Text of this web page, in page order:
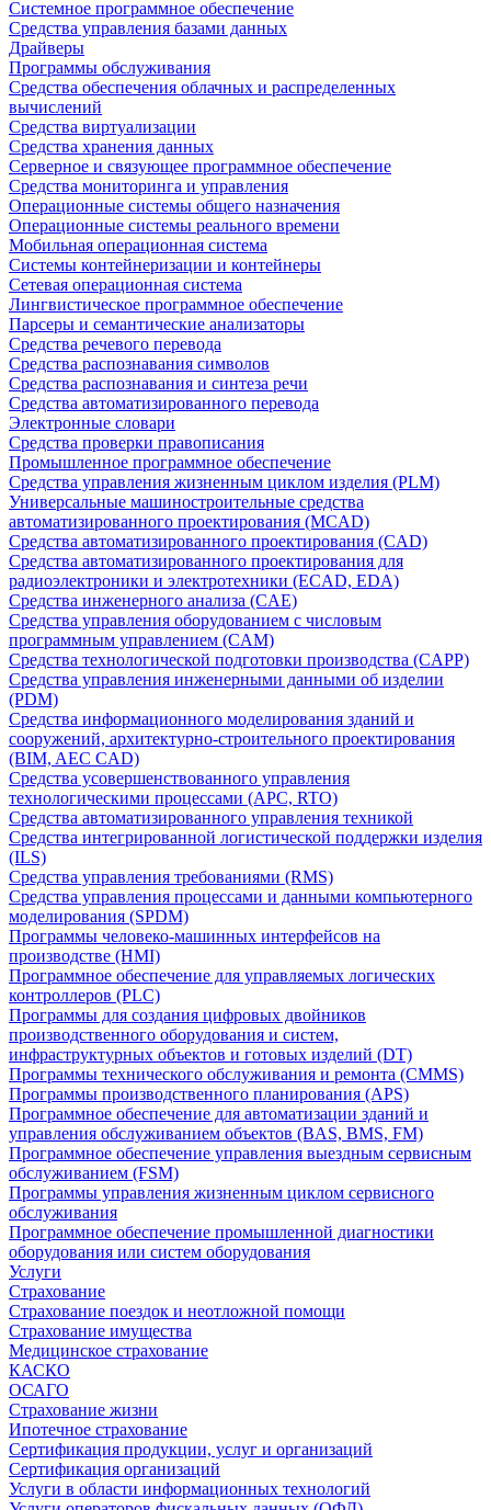
Системное программное обеспечение
Средства управления базами данных
Драйверы
Программы обслуживания
Средства обеспечения облачных и распределенных
вычислений
Средства виртуализации
Средства хранения данных
Серверное и связующее программное обеспечение
Средства мониторинга и управления
Операционные системы общего назначения
Операционные системы реального времени
Мобильная операционная система
Системы контейнеризации и контейнеры
Сетевая операционная система
Лингвистическое программное обеспечение
Парсеры и семантические анализаторы
Средства речевого перевода
Средства распознавания символов
Средства распознавания и синтеза речи
Средства автоматизированного перевода
Электронные словари
Средства проверки правописания
Промышленное программное обеспечение
Средства управления жизненным циклом изделия (PLM)
Универсальные машиностроительные средства
автоматизированного проектирования (MCAD)
Средства автоматизированного проектирования (CAD)
Средства автоматизированного проектирования для
радиоэлектроники и электротехники (ECAD, EDA)
Средства инженерного анализа (CAE)
Средства управления оборудованием с числовым
программным управлением (CAM)
Средства технологической подготовки производства (CAPP)
Средства управления инженерными данными об изделии
(PDM)
Средства информационного моделирования зданий и
сооружений, архитектурно-строительного проектирования
(BIM, AEC CAD)
Средства усовершенствованного управления
технологическими процессами (APC, RTO)
Средства автоматизированного управления техникой
Средства интегрированной логистической поддержки изделия
(ILS)
Средства управления требованиями (RMS)
Средства управления процессами и данными компьютерного
моделирования (SPDM)
Программы человеко-машинных интерфейсов на
производстве (HMI)
Программное обеспечение для управляемых логических
контроллеров (PLC)
Программы для создания цифровых двойников
производственного оборудования и систем,
инфраструктурных объектов и готовых изделий (DT)
Программы технического обслуживания и ремонта (CMMS)
Программы производственного планирования (APS)
Программное обеспечение для автоматизации зданий и
управления обслуживанием объектов (BAS, BMS, FM)
Программное обеспечение управления выездным сервисным
обслуживанием (FSM)
Программы управления жизненным циклом сервисного
обслуживания
Программное обеспечение промышленной диагностики
оборудования или систем оборудования
Услуги
Страхование
Страхование поездок и неотложной помощи
Страхование имущества
Медицинское страхование
КАСКО
ОСАГО
Страхование жизни
Ипотечное страхование
Сертификация продукции, услуг и организаций
Сертификация организаций
Услуги в области информационных технологий